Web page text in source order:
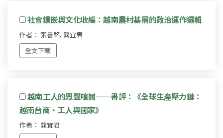
社會鑲嵌與文化收編：越南農村基層的政治運作邏輯
作者： 張書銘, 龔宜君
全文下載
越南工人的眾聲喧鬧——書評：《全球生產壓力鏈：
越南台商、工人與國家》
作者： 龔宜君